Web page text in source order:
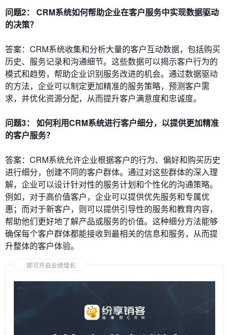
问题2： CRM系统如何帮助企业在客户服务中实现数据驱动
的决策？
答案：CRM系统收集和分析大量的客户互动数据，包括购买
历史、服务记录和沟通细节。这些数据可以揭示客户行为的
模式和趋势，帮助企业识别服务改进的机会。通过数据驱动
的方法，企业可以制定更加精准的服务策略，预测客户需
求，并优化资源分配，从而提升客户满意度和忠诚度。
问题3： 如何利用CRM系统进行客户细分，以提供更加精准
的客户服务？
答案：CRM系统允许企业根据客户的行为、偏好和购买历史
进行细分，创建不同的客户群体。通过对这些群体的深入理
解，企业可以设计针对性的服务计划和个性化的沟通策略。
例如，对于高价值客户，企业可以提供优先服务和专属优
惠；而对于新客户，则可以提供引导性的服务和教育内容，
帮助他们更好地了解产品或服务的价值。这种细分方法能够
确保每个客户群体都能接收到最相关的信息和服务，从而提
升整体的客户体验。
即可开启业绩增长